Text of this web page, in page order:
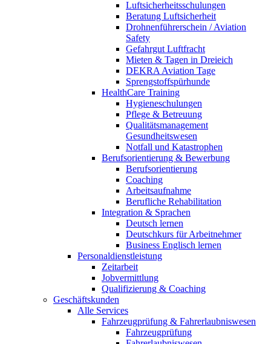
Luftsicherheitsschulungen
Beratung Luftsicherheit
Drohnenführerschein / Aviation
Safety
Gefahrgut Luftfracht
Mieten & Tagen in Dreieich
DEKRA Aviation Tage
Sprengstoffspürhunde
HealthCare Training
Hygieneschulungen
Pflege & Betreuung
Qualitätsmanagement
Gesundheitswesen
Notfall und Katastrophen
Berufsorientierung & Bewerbung
Berufsorientierung
Coaching
Arbeitsaufnahme
Berufliche Rehabilitation
Integration & Sprachen
Deutsch lernen
Deutschkurs für Arbeitnehmer
Business Englisch lernen
Personaldienstleistung
Zeitarbeit
Jobvermittlung
Qualifizierung & Coaching
Geschäftskunden
Alle Services
Fahrzeugprüfung & Fahrerlaubniswesen
Fahrzeugprüfung